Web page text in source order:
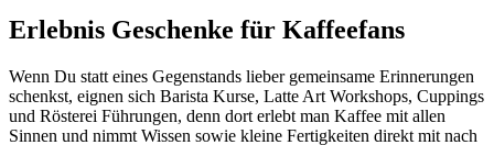
Erlebnis Geschenke für Kaffeefans
Wenn Du statt eines Gegenstands lieber gemeinsame Erinnerungen
schenkst, eignen sich Barista Kurse, Latte Art Workshops, Cuppings
und Rösterei Führungen, denn dort erlebt man Kaffee mit allen
Sinnen und nimmt Wissen sowie kleine Fertigkeiten direkt mit nach